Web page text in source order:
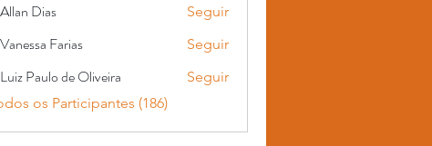
Allan Dias Seguir
Vanessa Farias Seguir
de Oliveira
Luiz Paulo de Oliveira
Seguir
os Participantes (186)